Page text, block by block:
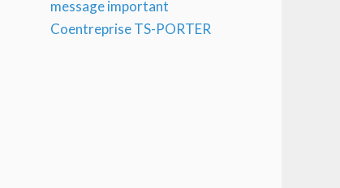
message important
Coentreprise TS-PORTER